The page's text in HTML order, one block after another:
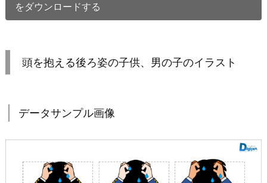
をダウンロードする
頭を抱える後ろ姿の子供、男の子のイラスト
データサンプル画像